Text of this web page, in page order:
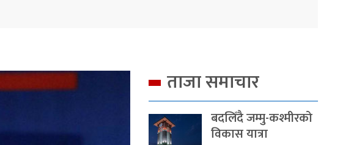
ताजा समाचार
बदलिँदै जम्मु-कश्मीरको
विकास यात्रा